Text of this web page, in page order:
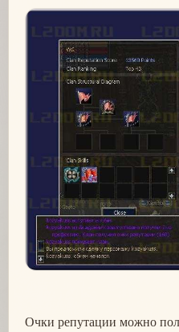
Очки репутации можно